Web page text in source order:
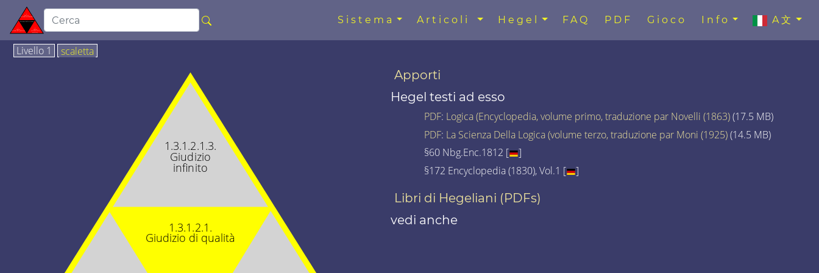
Sistema Articoli Hegel FAQ PDF Gioco Info A文
Livello 1 scaletta
1.3.1.2.1.
Giudizio di qualità
1.3.1.2.1.3.
Giudizio
infinito
Apporti
Hegel testi ad esso
PDF: Logica (Encyclopedia, volume primo, traduzione par Novelli (1863)(17.5 MB)
PDF: La Scienza Della Logica (volume terzo, traduzione par Moni (1925)(14.5 MB)
§60 Nbg.Enc.1812 [
]
§172 Encyclopedia (1830), Vol.1 [
]
Libri di Hegeliani (PDFs)
vedi anche